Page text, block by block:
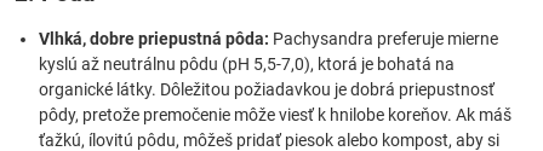
Vlhká, dobre priepustná pôda: Pachysandra preferuje mierne
kyslú až neutrálnu pôdu (pH 5,5-7,0), ktorá je bohatá na
organické látky. Dôležitou požiadavkou je dobrá priepustnosť
pôdy, pretože premočenie môže viesť k hnilobe koreňov. Ak máš
ťažkú, ílovitú pôdu, môžeš pridať piesok alebo kompost, aby si